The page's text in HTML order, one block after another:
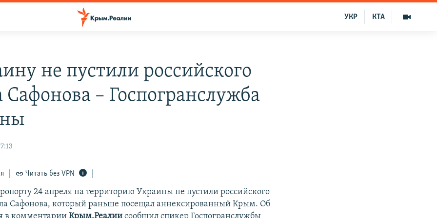
КТА
УКР
не пустили российского
Сафонова – Госпогранслужба
Читать без VPN
24 апреля на территорию Украины не пустили российского
Сафонова, который раньше посещал аннексированный Крым. Об